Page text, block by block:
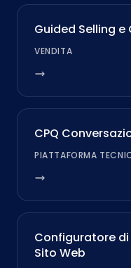
Guided Selling
VENDITA
CPQ
PIATTAFORMA
Configuratore
Sito Web